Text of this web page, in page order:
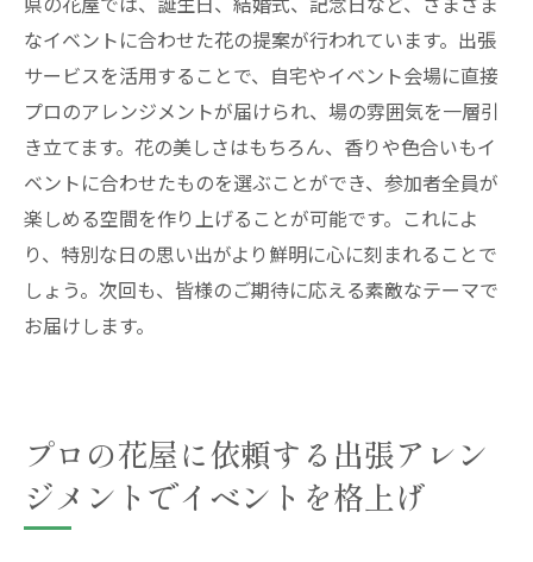
オフィス空間に合う花屋のアレンジメント
選び
イベントスペースを華やかにする花屋の出
張サービス
花屋が提案するオフィスデザインのコツ
業務効率を高める花屋のアレンジメントの
効果
花屋の出張サービスで職場に活気を取り入
れる
なイベントに合わせた花の提案が行われています。出張
サービスを活用することで、自宅やイベント会場に直接
プロのアレンジメントが届けられ、場の雰囲気を一層引
き立てます。花の美しさはもちろん、香りや色合いもイ
ベントに合わせたものを選ぶことができ、参加者全員が
楽しめる空間を作り上げることが可能です。これによ
り、特別な日の思い出がより鮮明に心に刻まれることで
しょう。次回も、皆様のご期待に応える素敵なテーマで
お届けします。
プロの花屋に依頼する出張アレン
ジメントでイベントを格上げ